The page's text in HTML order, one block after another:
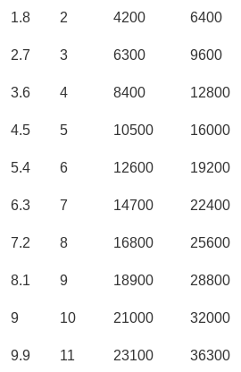
1.8 2 4200 6400
2.7 3 6300 9600
3.6 4 8400 12800
4.5 5 10500 16000
5.4 6 12600 19200
6.3 7 14700 22400
7.2 8 16800 25600
8.1 9 18900 28800
9 10 21000 32000
9.9 11 23100 36300